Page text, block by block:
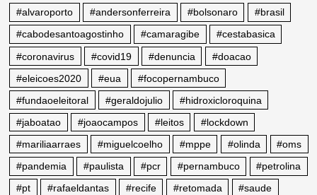
#alvaroporto #andersonferreira #bolsonaro
#brasil
#cabodesantoagostinho
#camaragibe
#cestabasica
#coronavirus
#covid19 #denuncia
#doacao
#eleicoes2020
#eua
#focopernambuco
#fundaoeleitoral
#geraldojulio
#hidroxicloroquina
#jaboatao
#joaocampos #leitos
#lockdown
#mariliaarraes
#miguelcoelho #mppe #olinda
#oms
#pandemia
#paulista #pcr #pernambuco
#petrolina
#pt
#rafaeldantas #recife #retomada
#saude